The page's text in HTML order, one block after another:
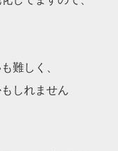
難しく、
しれません